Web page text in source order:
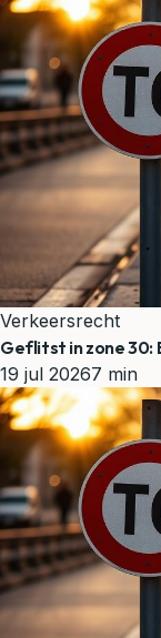
Verkeersrecht
Geflitst in zone 30:
19 jul 20267 min